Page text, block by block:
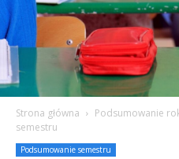
Strona główna Podsumowanie
semestru
Podsumowanie semestru